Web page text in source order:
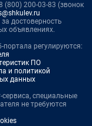
(800) 200-03-83 (звонок
достоверность
объявлениях.
портала регулируются:
ПО
и политикой
данных
сервиса, специальные
не требуются